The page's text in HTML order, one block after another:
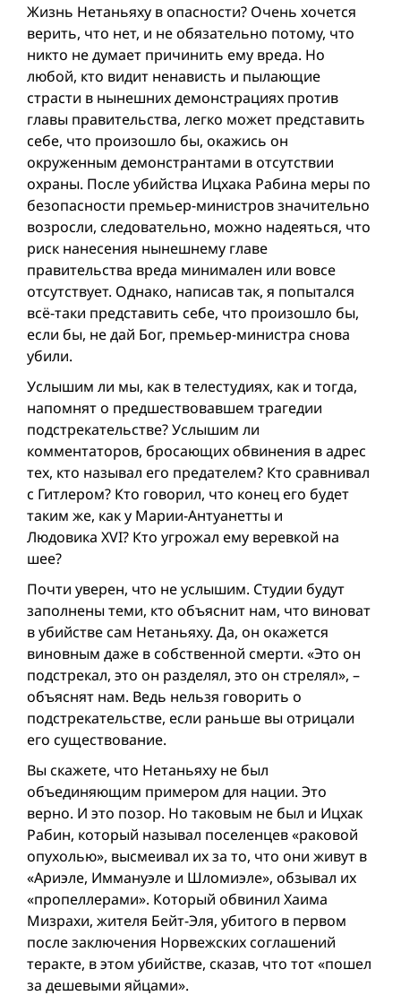
Жизнь Нетаньяху в опасности? Очень хочется
верить, что нет, и не обязательно потому, что
никто не думает причинить ему вреда. Но
любой, кто видит ненависть и пылающие
страсти в нынешних демонстрациях против
главы правительства, легко может представить
себе, что произошло бы, окажись он
окруженным демонстрантами в отсутствии
охраны. После убийства Ицхака Рабина меры по
безопасности премьер-министров значительно
возросли, следовательно, можно надеяться, что
риск нанесения нынешнему главе
правительства вреда минимален или вовсе
отсутствует. Однако, написав так, я попытался
всё-таки представить себе, что произошло бы,
если бы, не дай Бог, премьер-министра снова
убили.
Услышим ли мы, как в телестудиях, как и тогда,
напомнят о предшествовавшем трагедии
подстрекательстве? Услышим ли
комментаторов, бросающих обвинения в адрес
тех, кто называл его предателем? Кто сравнивал
с Гитлером? Кто говорил, что конец его будет
таким же, как у Марии-Антуанетты и
Людовика XVI? Кто угрожал ему веревкой на
шее?
Почти уверен, что не услышим. Студии будут
заполнены теми, кто объяснит нам, что виноват
в убийстве сам Нетаньяху. Да, он окажется
виновным даже в собственной смерти. «Это он
подстрекал, это он разделял, это он стрелял», –
объяснят нам. Ведь нельзя говорить о
подстрекательстве, если раньше вы отрицали
его существование.
Вы скажете, что Нетаньяху не был
объединяющим примером для нации. Это
верно. И это позор. Но таковым не был и Ицхак
Рабин, который называл поселенцев «раковой
опухолью», высмеивал их за то, что они живут в
«Ариэле, Иммануэле и Шломиэле», обзывал их
«пропеллерами». Который обвинил Хаима
Мизрахи, жителя Бейт-Эля, убитого в первом
после заключения Норвежских соглашений
теракте, в этом убийстве, сказав, что тот «пошел
за дешевыми яйцами».